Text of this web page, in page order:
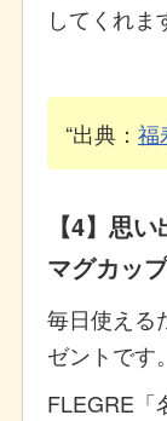
してくれま
出典： 福
【4】思
マグカップ
毎日使える
ゼントです。
FLEGRE「